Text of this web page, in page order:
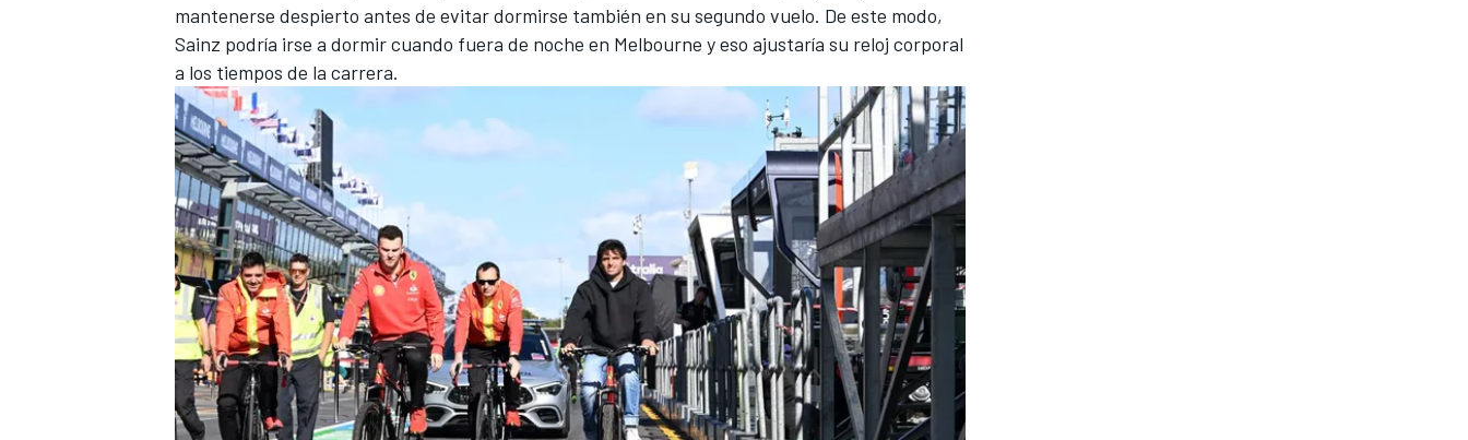
mantenerse despierto antes de evitar dormirse también en su segundo vuelo. De este modo,
Sainz podría irse a dormir cuando fuera de noche en Melbourne y eso ajustaría su reloj corporal
a los tiempos de la carrera.